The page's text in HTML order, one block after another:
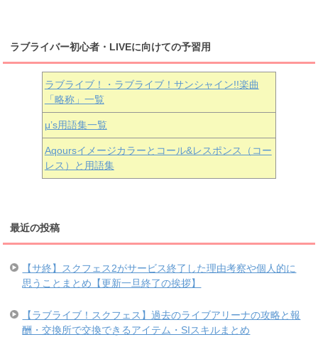
ラブライバー初心者・LIVEに向けての予習用
ラブライブ！・ラブライブ！サンシャイン!!楽曲
「略称」一覧
μ’s用語集一覧
Aqoursイメージカラーとコール&レスポンス（コー
レス）と用語集
最近の投稿
【サ終】スクフェス2がサービス終了した理由考察や個人的に
思うことまとめ【更新一旦終了の挨拶】
【ラブライブ！スクフェス】過去のライブアリーナの攻略と報
酬・交換所で交換できるアイテム・SIスキルまとめ